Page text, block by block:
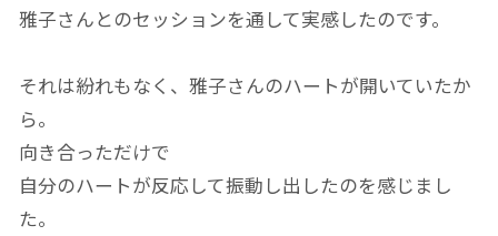
雅子さんとのセッションを通して実感したのです。
それは紛れもなく、雅子さんのハートが開いていたか
ら。
向き合っただけで
自分のハートが反応して振動し出したのを感じまし
た。